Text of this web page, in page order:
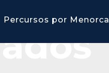
Percursos por Menorca